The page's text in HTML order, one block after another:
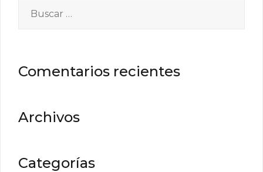
Comentarios recientes
Archivos
Categorías